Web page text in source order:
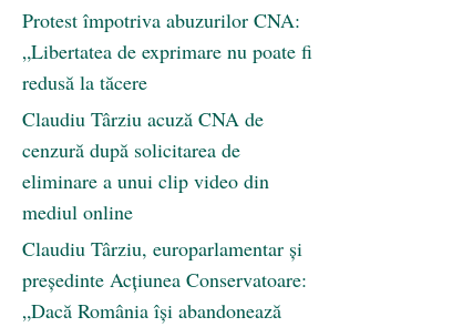
Protest împotriva abuzurilor CNA:
„Libertatea de exprimare nu poate fi
redusă la tăcere
Claudiu Târziu acuză CNA de
cenzură după solicitarea de
eliminare a unui clip video din
mediul online
Claudiu Târziu, europarlamentar și
președinte Acțiunea Conservatoare:
„Dacă România își abandonează